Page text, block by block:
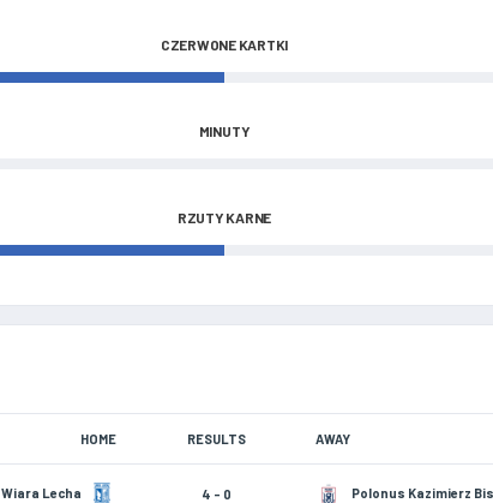
CZERWONE KARTKI
MINUTY
RZUTY KARNE
HOME RESULTS AWAY
Wiara Lecha 4 - 0 Polonus Kazimierz